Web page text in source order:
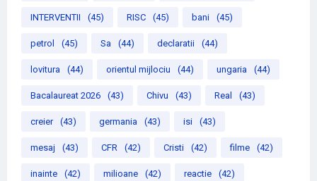
INTERVENTII (45) RISC (45) bani (45)
petrol (45) Sa (44) declaratii (44)
lovitura (44) orientul mijlociu (44) ungaria (44)
Bacalaureat 2026 (43) Chivu (43) Real (43)
creier (43) germania (43) isi (43)
mesaj (43) CFR (42) Cristi (42) filme (42)
inainte (42) milioane (42) reactie (42)